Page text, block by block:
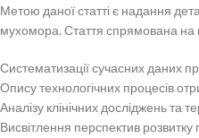
Метою даної статті є надання
мухомора. Стаття спрямована на
Систематизації сучасних даних
Опису технологічних процесів
Аналізу клінічних досліджень та
Висвітлення перспектив розвитку